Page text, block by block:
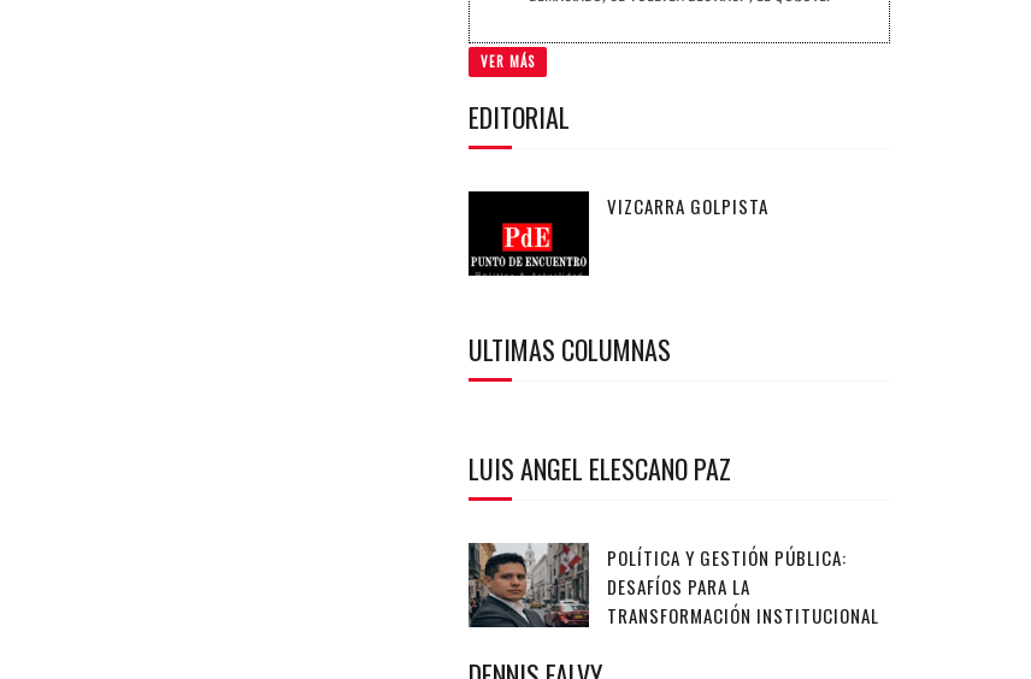
VER MÁS
EDITORIAL
VIZCARRA GOLPISTA
ULTIMAS COLUMNAS
LUIS ANGEL ELESCANO PAZ
POLÍTICA Y GESTIÓN PÚBLICA:
DESAFÍOS PARA LA
TRANSFORMACIÓN INSTITUCIONAL